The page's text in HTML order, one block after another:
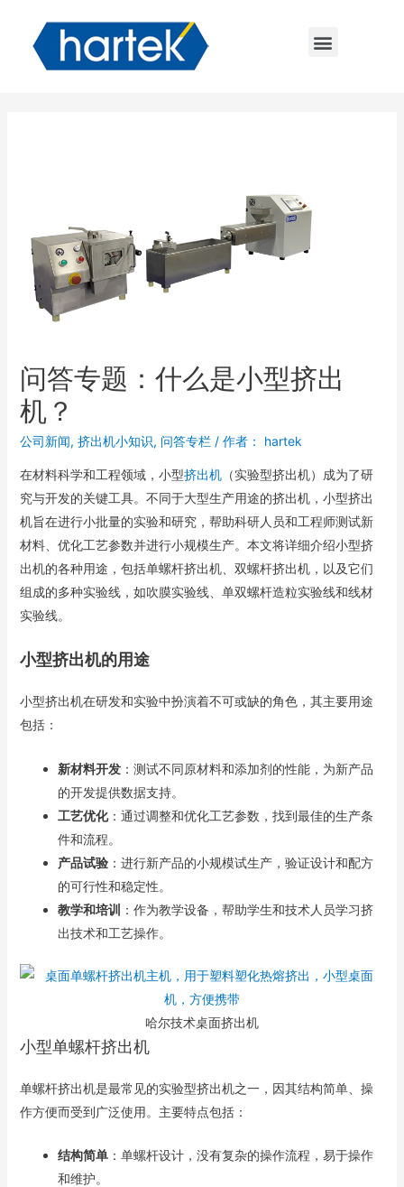
问答专题：什么是小型挤出
机？
公司新闻, 挤出机小知识, 问答专栏/ 作者： hartek
在材料科学和工程领域，小型挤出机（实验型挤出机）成为了研
究与开发的关键工具。不同于大型生产用途的挤出机，小型挤出
机旨在进行小批量的实验和研究，帮助科研人员和工程师测试新
材料、优化工艺参数并进行小规模生产。本文将详细介绍小型挤
出机的各种用途，包括单螺杆挤出机、双螺杆挤出机，以及它们
组成的多种实验线，如吹膜实验线、单双螺杆造粒实验线和线材
实验线。
小型挤出机的用途
小型挤出机在研发和实验中扮演着不可或缺的角色，其主要用途
包括：
新材料开发：测试不同原材料和添加剂的性能，为新产品
的开发提供数据支持。
工艺优化：通过调整和优化工艺参数，找到最佳的生产条
件和流程。
产品试验：进行新产品的小规模试生产，验证设计和配方
的可行性和稳定性。
教学和培训 ：作为教学设备，帮助学生和技术人员学习挤
出技术和工艺操作。
哈尔技术桌面挤出机
小型单螺杆挤出机
单螺杆挤出机是最常见的实验型挤出机之一，因其结构简单、操
作方便而受到广泛使用。主要特点包括：
结构简单：单螺杆设计，没有复杂的操作流程，易于操作
和维护。